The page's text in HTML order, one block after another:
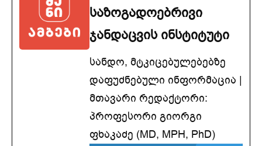
საზოგადოებრივი
ჯანდაცვის ინსტიტუტი
სანდო, მტკიცებულებებზე
დაფუძნებული ინფორმაცია |
მთავარი რედაქტორი:
პროფესორი გიორგი
ფხაკაძე (MD, MPH, PhD)